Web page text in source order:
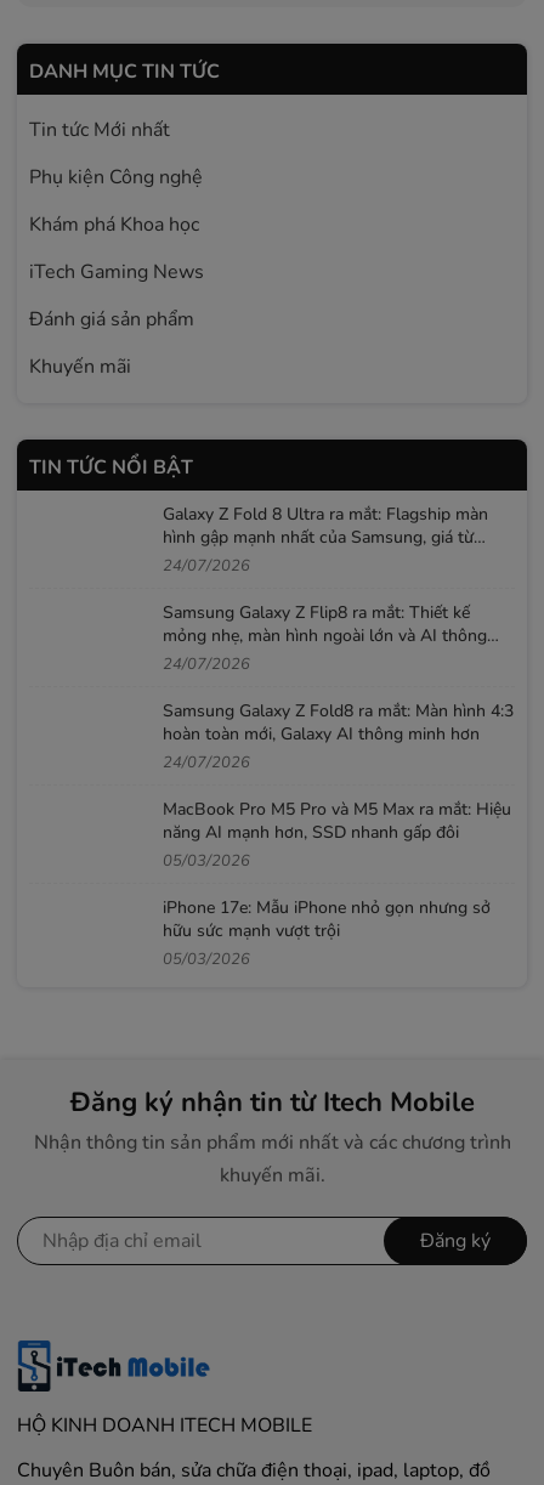
DANH MỤC TIN TỨC
Tin tức Mới nhất
Phụ kiện Công nghệ
Khám phá Khoa học
iTech Gaming News
Đánh giá sản phẩm
Khuyến mãi
TIN TỨC NỔI BẬT
Galaxy Z Fold 8 Ultra ra mắt: Flagship màn
hình gập mạnh nhất của Samsung, giá từ
52,99 triệu đồng
24/07/2026
Samsung Galaxy Z Flip8 ra mắt: Thiết kế
mỏng nhẹ, màn hình ngoài lớn và AI thông
minh hơn
24/07/2026
Samsung Galaxy Z Fold8 ra mắt: Màn hình 4:3
hoàn toàn mới, Galaxy AI thông minh hơn
24/07/2026
MacBook Pro M5 Pro và M5 Max ra mắt: Hiệu
năng AI mạnh hơn, SSD nhanh gấp đôi
05/03/2026
iPhone 17e: Mẫu iPhone nhỏ gọn nhưng sở
hữu sức mạnh vượt trội
05/03/2026
Đăng ký nhận tin từ Itech Mobile
Nhận thông tin sản phẩm mới nhất và các chương trình
khuyến mãi.
Đăng ký
HỘ KINH DOANH ITECH MOBILE
Chuyên Buôn bán, sửa chữa điện thoại, ipad, laptop, đồ